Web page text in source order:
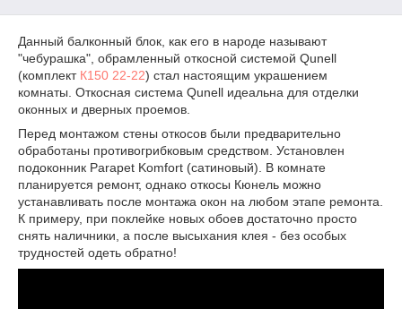
Данный балконный блок, как его в народе называют
"чебурашка", обрамленный откосной системой Qunell
(комплект К150 22-22) стал настоящим украшением
комнаты. Откосная система Qunell идеальна для отделки
оконных и дверных проемов.
Перед монтажом стены откосов были предварительно
обработаны противогрибковым средством. Установлен
подоконник Parapet Komfort (сатиновый). В комнате
планируется ремонт, однако откосы Кюнель можно
устанавливать после монтажа окон на любом этапе ремонта.
К примеру, при поклейке новых обоев достаточно просто
снять наличники, а после высыхания клея - без особых
трудностей одеть обратно!